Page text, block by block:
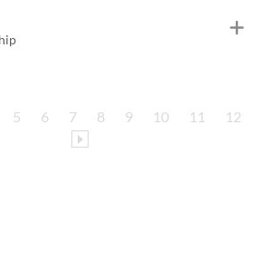
5 6 7 8 9 10 11 12